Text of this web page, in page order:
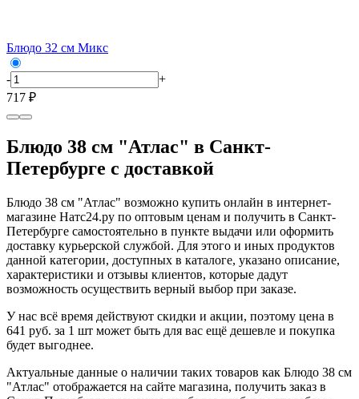
Блюдо 32 см Микс
-
+
717 ₽
Блюдо 38 см "Атлас" в Санкт-
Петербурге с доставкой
Блюдо 38 см "Атлас" возможно купить онлайн в интернет-
магазине Натс24.ру по оптовым ценам и получить в Санкт-
Петербурге самостоятельно в пункте выдачи или оформить
доставку курьерской службой. Для этого и иных продуктов
данной категории, доступных в каталоге, указано описание,
характеристики и отзывы клиентов, которые дадут
возможность осуществить верный выбор при заказе.
У нас всё время действуют скидки и акции, поэтому цена в
641 руб. за 1 шт может быть для вас ещё дешевле и покупка
будет выгоднее.
Актуальные данные о наличии таких товаров как Блюдо 38 см
"Атлас" отображается на сайте магазина, получить заказ в